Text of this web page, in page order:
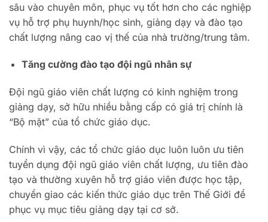
sâu vào chuyên môn, phục vụ tốt hơn cho các nghiệp
vụ hỗ trợ phụ huynh/học sinh, giảng dạy và đào tạo
chất lượng nâng cao vị thế của nhà trường/trung tâm.
Tăng cường đào tạo đội ngũ nhân sự
Đội ngũ giáo viên chất lượng có kinh nghiệm trong
giảng dạy, sở hữu nhiều bằng cấp có giá trị chính là
“Bộ mặt” của tổ chức giáo dục.
Chính vì vậy, các tổ chức giáo dục luôn luôn ưu tiên
tuyển dụng đội ngũ giáo viên chất lượng, ưu tiên đào
tạo và thường xuyên hỗ trợ giáo viên được học tập,
chuyển giao các kiến thức giáo dục trên Thế Giới để
phục vụ mục tiêu giảng dạy tại cơ sở.